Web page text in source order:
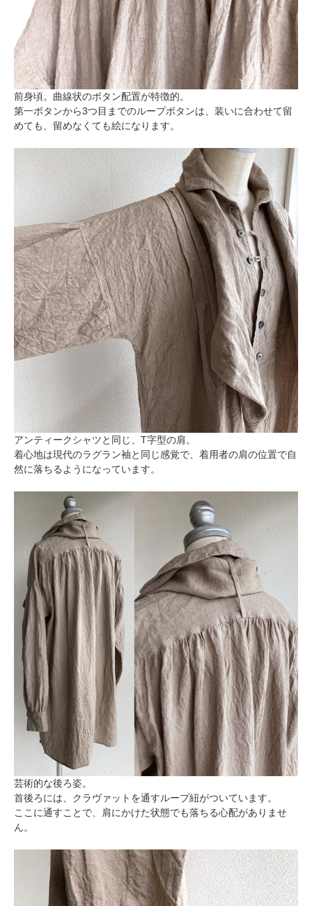
前身頃。曲線状のボタン配置が特徴的。
第一ボタンから3つ目までのループボタンは、装いに合わせて留
めても、留めなくても絵になります。
アンティークシャツと同じ、T字型の肩。
着心地は現代のラグラン袖と同じ感覚で、着用者の肩の位置で自
然に落ちるようになっています。
芸術的な後ろ姿。
首後ろには、クラヴァットを通すループ紐がついています。
ここに通すことで、肩にかけた状態でも落ちる心配がありませ
ん。